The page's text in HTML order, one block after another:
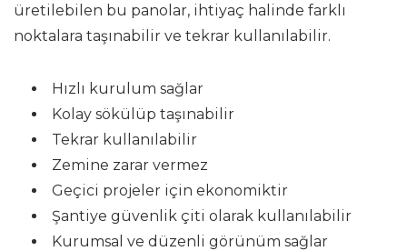
üretilebilen bu panolar, ihtiyaç halinde farklı
noktalara taşınabilir ve tekrar kullanılabilir.
Hızlı kurulum sağlar
Kolay sökülüp taşınabilir
Tekrar kullanılabilir
Zemine zarar vermez
Geçici projeler için ekonomiktir
Şantiye güvenlik çiti olarak kullanılabilir
Kurumsal ve düzenli görünüm sağlar